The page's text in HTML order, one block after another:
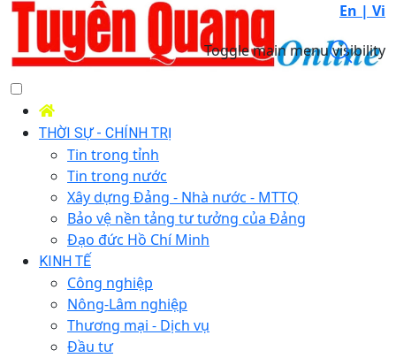
En | Vi
Toggle main menu visibility
THỜI SỰ - CHÍNH TRỊ
Tin trong tỉnh
Tin trong nước
Xây dựng Đảng - Nhà nước - MTTQ
Bảo vệ nền tảng tư tưởng của Đảng
Đạo đức Hồ Chí Minh
KINH TẾ
Công nghiệp
Nông-Lâm nghiệp
Thương mại - Dịch vụ
Đầu tư